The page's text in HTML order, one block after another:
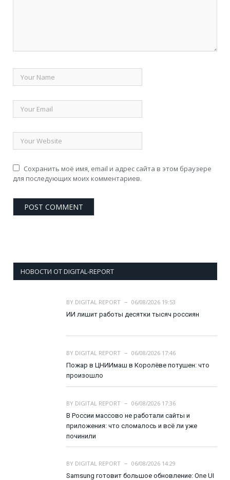
Сохранить моё имя, email и адрес сайта в этом браузере
для последующих моих комментариев.
НОВОСТИ ОТ DIGITAL-REPORT
BY DIGITAL REPORT
06/08/2026 19:53
ИИ лишит работы десятки тысяч россиян
BY DIGITAL REPORT
06/08/2026 17:46
Пожар в ЦНИИмаш в Королёве потушен: что
произошло
BY DIGITAL REPORT
06/08/2026 17:36
В России массово не работали сайты и
приложения: что сломалось и всё ли уже
починили
BY DIGITAL REPORT
06/08/2026 14:29
Samsung готовит большое обновление: One UI